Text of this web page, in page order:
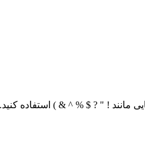
مانند ! " ? $ % ^ & ) استفاده کنید.